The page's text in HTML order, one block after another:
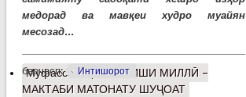
медорад ва мавқеи худро муайян
месозад...
барчасп: Интишорот
Муфассалтаро АРТИШИ МИЛЛӢ –
МАКТАБИ МАТОНАТУ ШУҶОАТ